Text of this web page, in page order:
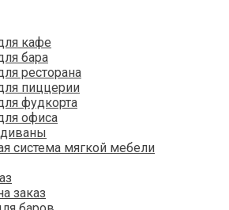
кафе
бара
ресторана
пиццерии
фудкорта
офиса
система мягкой мебели
заказ